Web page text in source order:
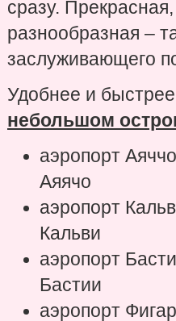
сразу.
разнообразная –
заслуживающего
Удобнее и
небольшом
аэропорт
Аяячо
аэропорт
Кальви
аэропорт
Бастии
аэропорт